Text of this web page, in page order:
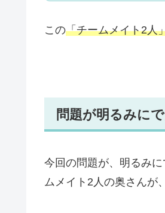
この「チームメイト2人
問題が明るみに
今回の問題が、明るみ
ムメイト2人の奥さんが